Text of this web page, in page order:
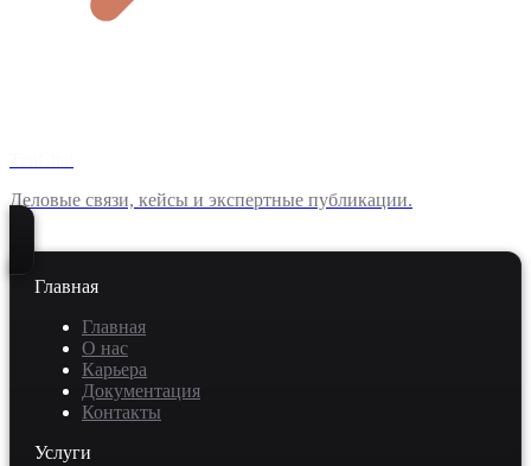
Деловые связи, кейсы и экспертные публикации.
Главная
Главная
О нас
Карьера
Документация
Контакты
Услуги